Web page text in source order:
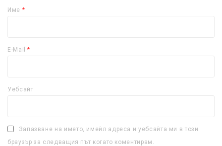
Име *
E-Mail*
Уебсайт
Запазване на името, имейл адреса и уебсайта ми в този
браузър за следващия път когато коментирам.